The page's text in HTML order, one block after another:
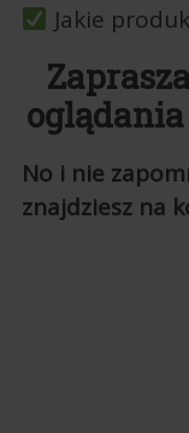
Jakie
No i nie
znajdziesz na